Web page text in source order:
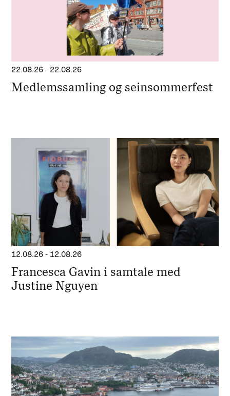
22.08.26 - 22.08.26
Medlemssamling og seinsommerfest
12.08.26 - 12.08.26
Francesca Gavin i samtale med
Justine Nguyen